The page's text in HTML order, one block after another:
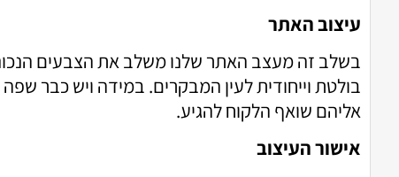
עיצוב האתר
בשלב זה מעצב האתר שלנו משלב את הצבעים
בולטת וייחודית לעין המבקרים. במידה ויש כבר
אליהם שואף הלקוח להגיע.
אישור העיצוב